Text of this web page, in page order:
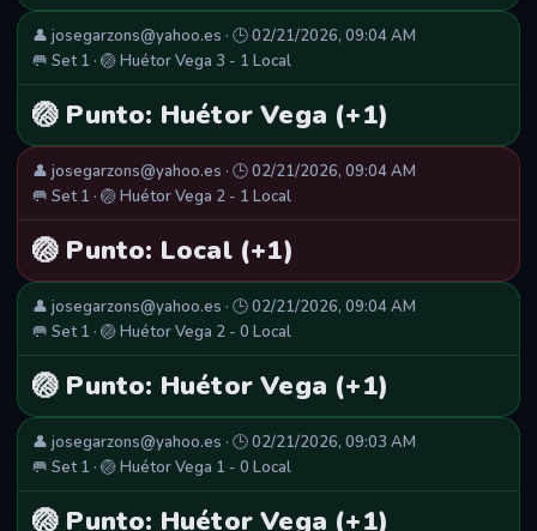
👤 josegarzons@yahoo.es · 🕒 02/21/2026, 09:04 AM
🥅 Set 1 · 🏐 Huétor Vega 3 - 1 Local
🏐 Punto: Huétor Vega (+1)
👤 josegarzons@yahoo.es · 🕒 02/21/2026, 09:04 AM
🥅 Set 1 · 🏐 Huétor Vega 2 - 1 Local
🏐 Punto: Local (+1)
👤 josegarzons@yahoo.es · 🕒 02/21/2026, 09:04 AM
🥅 Set 1 · 🏐 Huétor Vega 2 - 0 Local
🏐 Punto: Huétor Vega (+1)
👤 josegarzons@yahoo.es · 🕒 02/21/2026, 09:03 AM
🥅 Set 1 · 🏐 Huétor Vega 1 - 0 Local
🏐 Punto: Huétor Vega (+1)